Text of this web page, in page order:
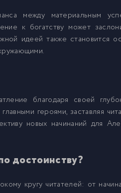
между материальным
к богатству может
идеей также становится
благодаря своей
героями, заставляя
новых начинаний для
достоинству?
кругу читателей: от